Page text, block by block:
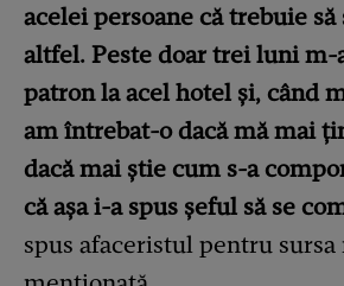
acelei persoane că trebuie
altfel. Peste doar trei luni
patron la acel hotel și, când
am întrebat-o dacă mă mai
dacă mai știe cum s-a
că așa i-a spus șeful să se
spus afaceristul pentru sursa